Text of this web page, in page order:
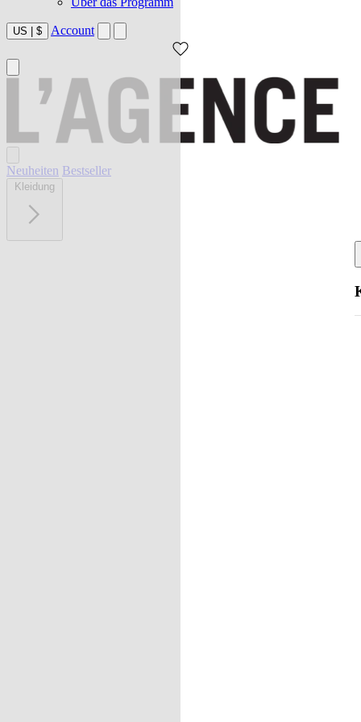
US $ Account
Neuheiten Bestseller
Kleidung